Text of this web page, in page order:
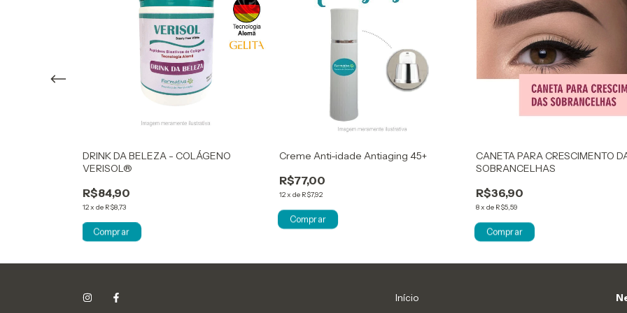
DRINK DA BELEZA - COLÁGENO
VERISOL®
R$84,90
12x de R$8,73
Creme Anti-idade Antiaging 45+
R$77,00
12x de R$7,92
CANETA PARA CRESCIMENTO
SOBRANCELHAS
R$36,90
8x de R$5,59
Início